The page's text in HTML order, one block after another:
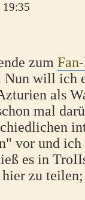
19:35
zum
Nun will ich
als
mal
vor und ich
es in
zu